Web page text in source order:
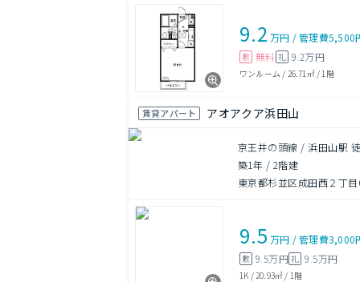
9.2 万円 /管理費5,500
敷 無料 礼 9.2万円
ワンルーム / 26.71㎡/ 1階
賃貸アパート アオアクア浜田山
京王井の頭線 / 浜田山駅
築1年 / 2階建
東京都杉並区成田西２丁目
9.5 万円 /管理費3,000
敷 9.5万円礼 9.5万円
1K / 20.93㎡ / 1階